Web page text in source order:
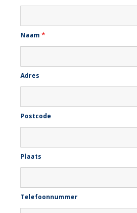
Naam *
Adres
Postcode
Plaats
Telefoonnummer